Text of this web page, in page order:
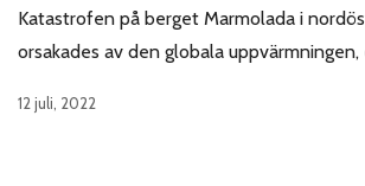
Katastrofen på berget Marmolada i
orsakades av den globala
12 juli, 2022